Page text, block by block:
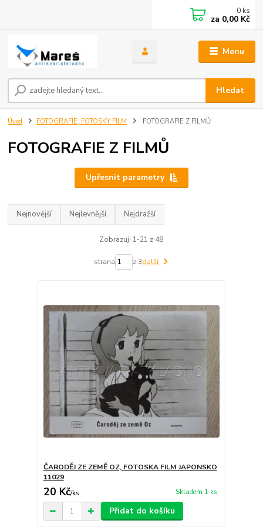
Menu
Hledat
0 ks
za 0,00 Kč
Úvod FOTOGRAFIE, FOTOSKY FILM FOTOGRAFIE Z FILMŮ
FOTOGRAFIE Z FILMŮ
Upřesnit parametry
Nejnovější Nejlevnější Nejdražší
Zobrazuji 1-21 z 48
strana z 3další
ČARODĚJ ZE ZEMĚ OZ, FOTOSKA FILM JAPONSKO
11029
20 Kč/ks Skladem 1 ks
Přidat do košíku